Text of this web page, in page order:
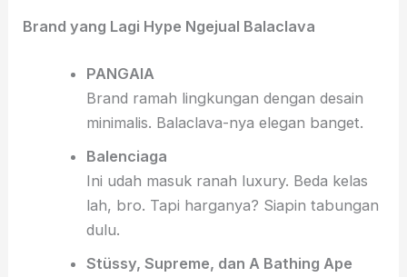
Brand yang Lagi Hype Ngejual Balaclava
PANGAIA
Brand ramah lingkungan dengan desain
minimalis. Balaclava-nya elegan banget.
Balenciaga
Ini udah masuk ranah luxury. Beda kelas
lah, bro. Tapi harganya? Siapin tabungan
dulu.
Stüssy, Supreme, dan A Bathing Ape